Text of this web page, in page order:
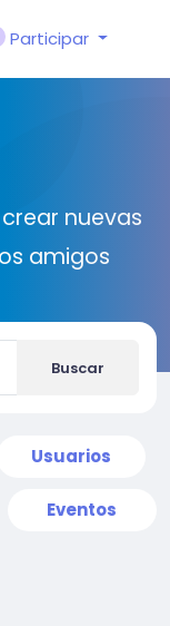
Participar
nuevas
amigos
Buscar
Usuarios
Eventos